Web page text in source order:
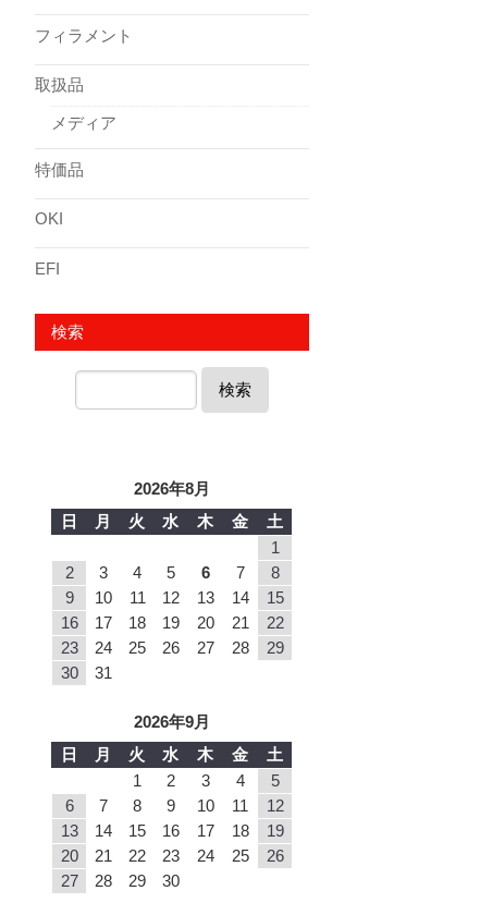
フィラメント
取扱品
メディア
特価品
OKI
EFI
検索
検索
2026年8月
日
月 火 水 木 金
土
1
2
3 4 5 6 7
8
9
10 11 12 13 14
15
16
17 18 19 20 21
22
23
24 25 26 27 28
29
30
31
2026年9月
日
月 火 水 木 金
土
1
2 3 4
5
6
7 8 9 10 11
12
13
14 15 16 17 18
19
20
21 22 23 24 25
26
27
28 29 30